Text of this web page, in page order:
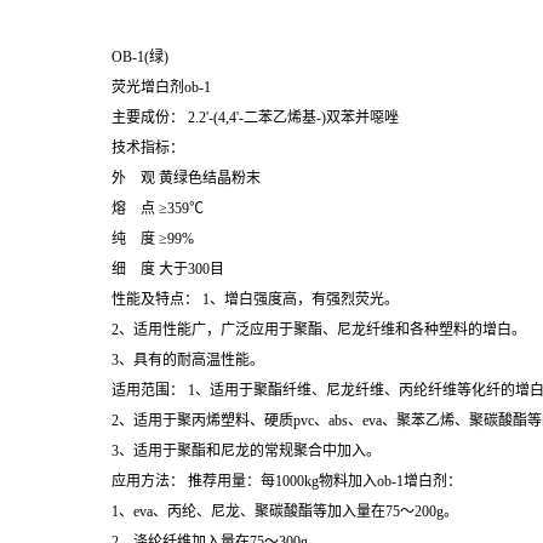
OB-1(绿)
荧光增白剂ob-1
主要成份： 2.2'-(4,4'-二苯乙烯基-)双苯并噁唑
技术指标：
外 观 黄绿色结晶粉末
熔 点 ≥359℃
纯 度 ≥99%
细 度 大于300目
性能及特点： 1、增白强度高，有强烈荧光。
2、适用性能广，广泛应用于聚酯、尼龙纤维和各种塑料的增白。
3、具有的耐高温性能。
适用范围： 1、适用于聚酯纤维、尼龙纤维、丙纶纤维等化纤的增白
2、适用于聚丙烯塑料、硬质pvc、abs、eva、聚苯乙烯、聚碳酸酯等
3、适用于聚酯和尼龙的常规聚合中加入。
应用方法： 推荐用量：每1000kg物料加入ob-1增白剂：
1、eva、丙纶、尼龙、聚碳酸酯等加入量在75～200g。